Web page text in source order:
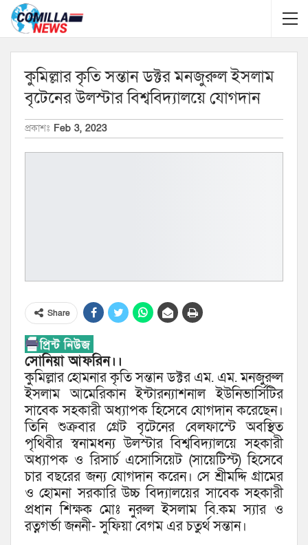
কুমিল্লার কৃতি সন্তান ডক্টর মনজুরুল ইসলাম
বৃটেনের উলস্টার বিশ্ববিদ্যালয়ে যোগদান
প্রকাশঃ Feb 3, 2023
Share
সোনিয়া আফরিন।।
কুমিল্লার হোমনার কৃতি সন্তান ডক্টর এম. এম. মনজুরুল
ইসলাম আমেরিকান ইন্টারন্যাশনাল ইউনিভার্সিটির
সাবেক সহকারী অধ্যাপক হিসেবে যোগদান করেছেন।
তিনি শুক্রবার গ্রেট বৃটেনের বেলফাস্টে অবস্থিত
পৃথিবীর স্বনামধন্য উলস্টার বিশ্ববিদ্যালয়ে সহকারী
অধ্যাপক ও রিসার্চ এসোসিয়েট (সায়েটিস্ট) হিসেবে
চার বছরের জন্য যোগদান করেন। সে শ্রীমদ্দি গ্রামের
ও হোমনা সরকারি উচ্চ বিদ্যালয়ের সাবেক সহকারী
প্রধান শিক্ষক মোঃ নুরুল ইসলাম বি.কম স্যার ও
রত্নগর্ভা জননী- সুফিয়া বেগম এর চতুর্থ সন্তান।